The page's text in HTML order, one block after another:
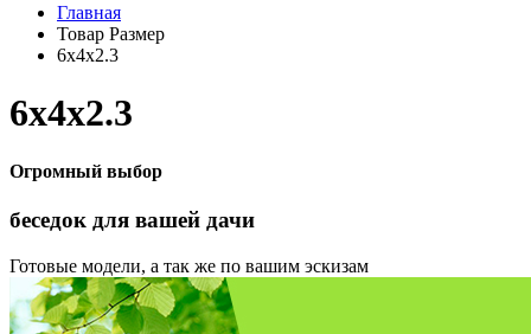
Главная
Товар Размер
6х4х2.3
6х4х2.3
Огромный выбор
беседок для вашей дачи
Готовые модели, а так же по вашим эскизам